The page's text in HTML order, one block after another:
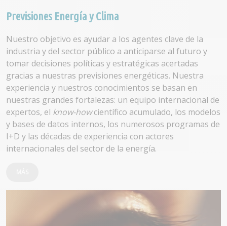
Previsiones Energía y Clima
Nuestro objetivo es ayudar a los agentes clave de la
industria y del sector público a anticiparse al futuro y
tomar decisiones políticas y estratégicas acertadas
gracias a nuestras previsiones energéticas. Nuestra
experiencia y nuestros conocimientos se basan en
nuestras grandes fortalezas: un equipo internacional de
expertos, el know-howcientífico acumulado, los modelos
y bases de datos internos, los numerosos programas de
I+D y las décadas de experiencia con actores
internacionales del sector de la energía.